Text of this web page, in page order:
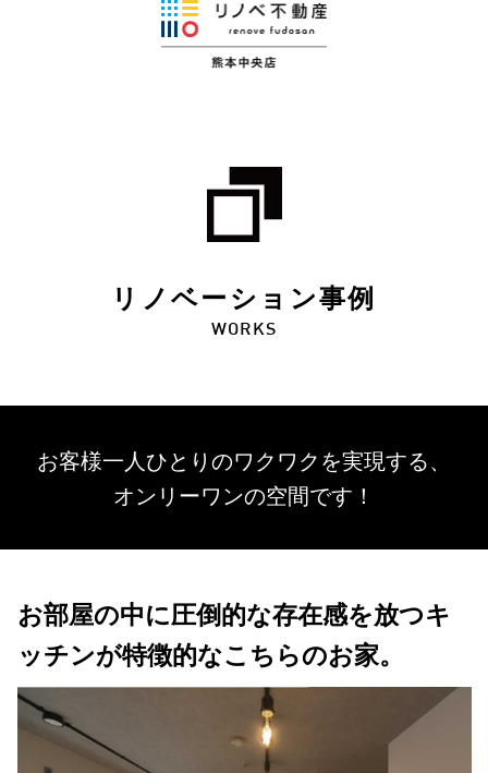
リノベーション事例
WORKS
お客様一人ひとりのワクワクを実現する、
オンリーワンの空間です！
お部屋の中に圧倒的な存在感を放つキ
ッチンが特徴的なこちらのお家。